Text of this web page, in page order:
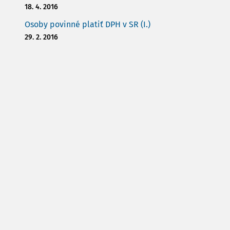
18. 4. 2016
Osoby povinné platiť DPH v SR (I.)
29. 2. 2016